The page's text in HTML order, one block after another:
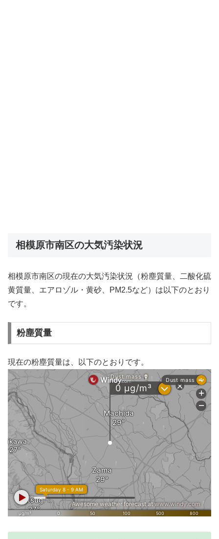
相模原市南区の大気汚染状況
相模原市南区の現在の大気汚染状況（粉塵質量、二酸化硫
黄質量、エアロゾル・黄砂、PM2.5など）は以下のとおり
です。
粉塵質量
現在の粉塵質量は、以下のとおりです。